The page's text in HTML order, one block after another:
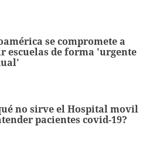
se compromete a
escuelas de forma 'urgente
no sirve el Hospital movil
pacientes covid-19?